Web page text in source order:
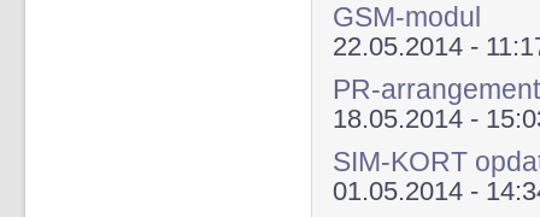
GSM-modul
22.05.2014 -
PR-
18.05.2014 -
SIM-KORT
01.05.2014 -